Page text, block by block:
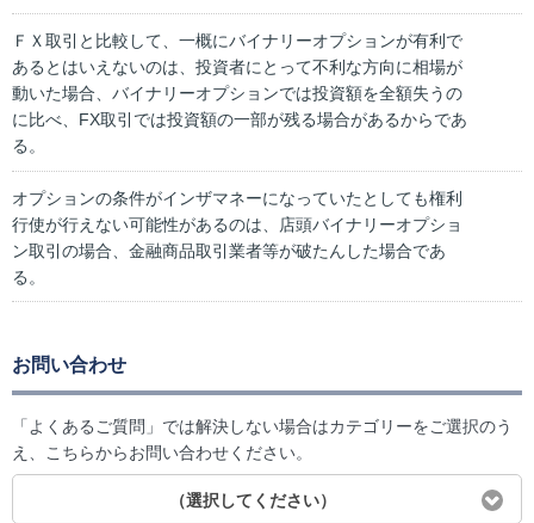
ＦＸ取引と比較して、一概にバイナリーオプションが有利で
あるとはいえないのは、投資者にとって不利な方向に相場が
動いた場合、バイナリーオプションでは投資額を全額失うの
に比べ、FX取引では投資額の一部が残る場合があるからであ
る。
オプションの条件がインザマネーになっていたとしても権利
行使が行えない可能性があるのは、店頭バイナリーオプショ
ン取引の場合、金融商品取引業者等が破たんした場合であ
る。
お問い合わせ
「よくあるご質問」では解決しない場合はカテゴリーをご選択のう
え、こちらからお問い合わせください。
（選択してください）